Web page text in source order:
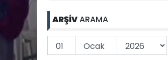
ARŞİVARAMA